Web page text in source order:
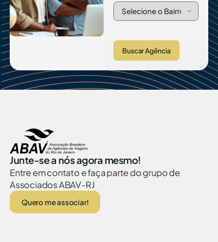
Buscar Agência
Junte-se a nós agora mesmo!
Entre em contato e faça parte do grupo de
Associados ABAV-RJ
Quero me associar!